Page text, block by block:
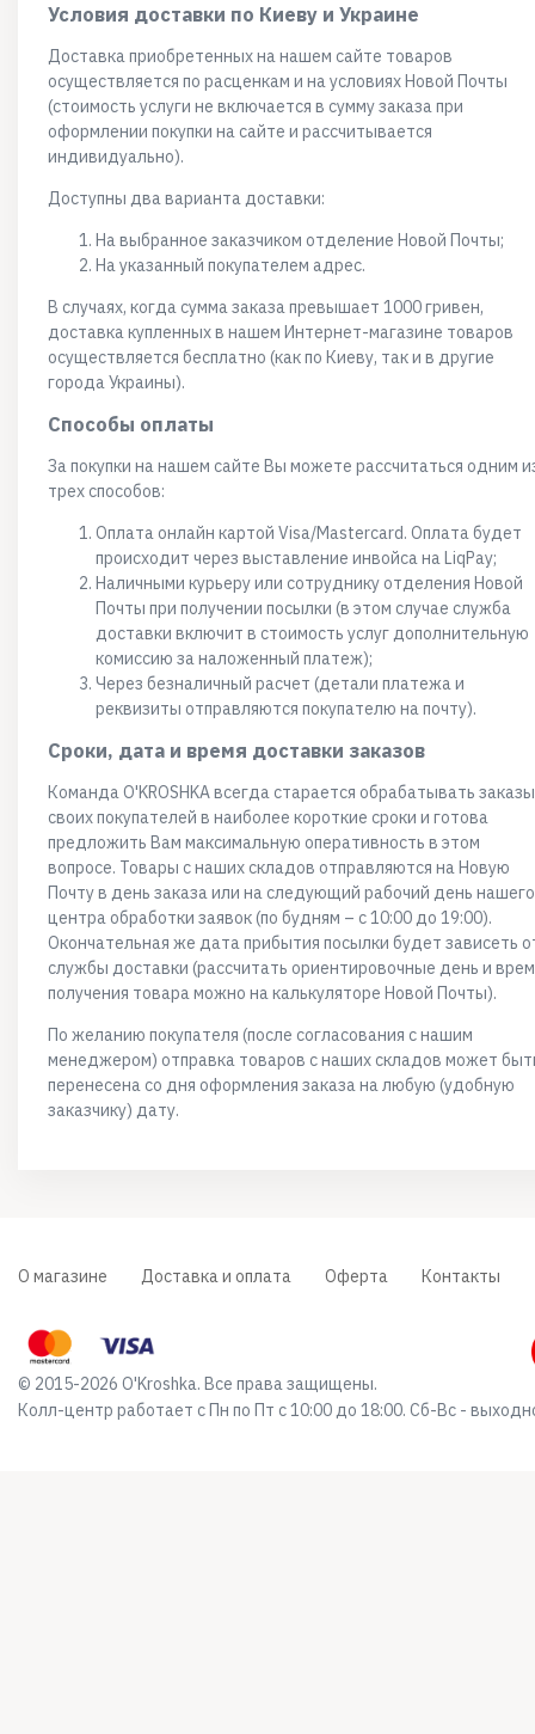
Условия доставки по Киеву и Украине
Доставка приобретенных на нашем сайте товаров
осуществляется по расценкам и на условиях Новой Почты
(стоимость услуги не включается в сумму заказа при
оформлении покупки на сайте и рассчитывается
индивидуально).
Доступны два варианта доставки:
На выбранное заказчиком отделение Новой Почты;
На указанный покупателем адрес.
В случаях, когда сумма заказа превышает 1000 гривен,
доставка купленных в нашем Интернет-магазине товаров
осуществляется бесплатно (как по Киеву, так и в другие
города Украины).
Способы оплаты
За покупки на нашем сайте Вы можете рассчитаться одним
трех способов:
Оплата онлайн картой Visa/Mastercard. Оплата будет
происходит через выставление инвойса на LiqPay;
Наличными курьеру или сотруднику отделения Новой
Почты при получении посылки (в этом случае служба
доставки включит в стоимость услуг дополнительную
комиссию за наложенный платеж);
Через безналичный расчет (детали платежа и
реквизиты отправляются покупателю на почту).
Сроки, дата и время доставки заказов
Команда O'KROSHKA всегда старается обрабатывать заказы
своих покупателей в наиболее короткие сроки и готова
предложить Вам максимальную оперативность в этом
вопросе. Товары с наших складов отправляются на Новую
Почту в день заказа или на следующий рабочий день нашего
центра обработки заявок (по будням – с 10:00 до 19:00).
Окончательная же дата прибытия посылки будет зависеть
службы доставки (рассчитать ориентировочные день и
получения товара можно на калькуляторе Новой Почты).
По желанию покупателя (после согласования с нашим
менеджером) отправка товаров с наших складов может
перенесена со дня оформления заказа на любую (удобную
заказчику) дату.
О магазине Доставка и оплата Оферта Контакты
© 2015-2026 O'Kroshka. Все права защищены.
Колл-центр работает с Пн по Пт с 10:00 до 18:00. Сб-Вс -